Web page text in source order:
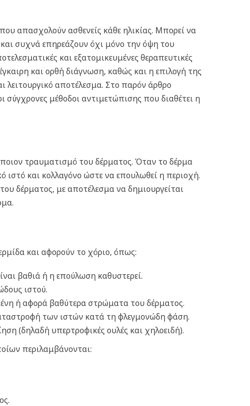
απασχολούν ασθενείς κάθε ηλικίας. Μπορεί να
συχνά επηρεάζουν όχι μόνο την όψη του
και εξατομικευμένες θεραπευτικές
και ορθή διάγνωση, καθώς και η επιλογή της
λειτουργικό αποτέλεσμα. Στο παρόν άρθρο
σύγχρονες μέθοδοι αντιμετώπισης που διαθέτει η
τραυματισμό του δέρματος. Όταν το δέρμα
ιστό και κολλαγόνο ώστε να επουλωθεί η περιοχή.
δέρματος, με αποτέλεσμα να δημιουργείται
και αφορούν το χόριο, όπως:
βαθιά ή η επούλωση καθυστερεί.
ιστού.
ή αφορά βαθύτερα στρώματα του δέρματος.
των ιστών κατά τη φλεγμονώδη φάση.
(δηλαδή υπερτροφικές ουλές και χηλοειδή).
περιλαμβάνονται: